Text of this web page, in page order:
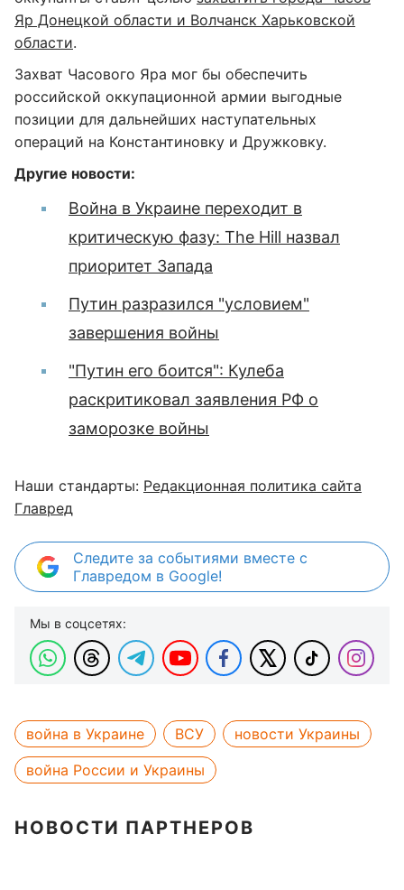
Яр Донецкой области и Волчанск Харьковской
области.
Захват Часового Яра мог бы обеспечить
российской оккупационной армии выгодные
позиции для дальнейших наступательных
операций на Константиновку и Дружковку.
Другие новости:
Война в Украине переходит в
критическую фазу: The Hill назвал
приоритет Запада
Путин разразился "условием"
завершения войны
"Путин его боится": Кулеба
раскритиковал заявления РФ о
заморозке войны
Наши стандарты: Редакционная политика сайта
Главред
Следите за событиями вместе с
Главредом в Google!
Мы в соцсетях:
война в Украине ВСУ
новости Украины
война России и Украины
НОВОСТИ ПАРТНЕРОВ